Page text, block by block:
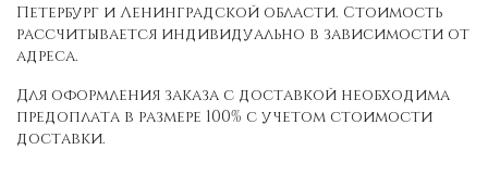
Петербург и Ленинградской области. Стоимость
рассчитывается индивидуально в зависимости от
адреса.
Для оформления заказа с доставкой необходима
предоплата в размере 100% с учетом стоимости
доставки.